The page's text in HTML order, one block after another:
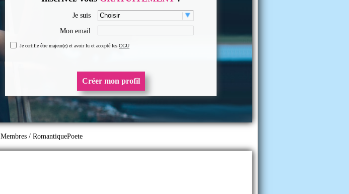
Je suis
Mon email
Je certifie être majeur(e) et avoir lu et accepté les CGU
Créer mon profil
Membres / RomantiquePoete